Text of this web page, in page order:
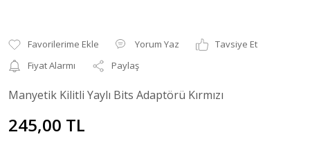
Yorum Yaz
Tavsiye Et
Fiyat Alarmı
Paylaş
Manyetik Kilitli Yaylı Bits Adaptörü Kırmızı
245,00 TL